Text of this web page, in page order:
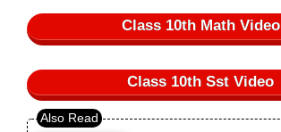
Class 10th Math Video
Class 10th Sst Video